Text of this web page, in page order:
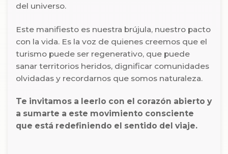
del universo.
Este manifiesto es nuestra brújula, nuestro pacto
con la vida. Es la voz de quienes creemos que el
turismo puede ser regenerativo, que puede
sanar territorios heridos, dignificar comunidades
olvidadas y recordarnos que somos naturaleza.
Te invitamos a leerlo con el corazón abierto y
a sumarte a este movimiento consciente
que está redefiniendo el sentido del viaje.